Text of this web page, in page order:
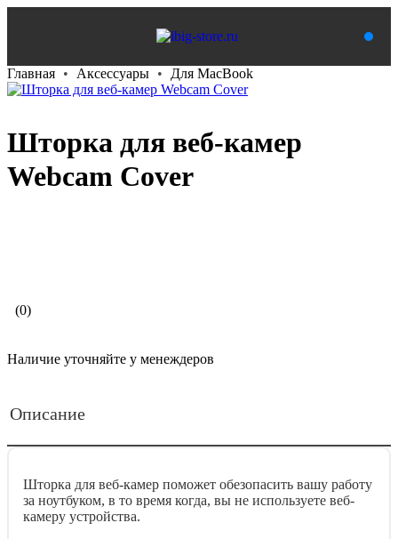
Главная Аксессуары Для MacBook
Шторка для веб-камер
Webcam Cover
(0)
Наличие уточняйте у менеждеров
Описание
Шторка для веб-камер поможет обезопасить вашу работу
за ноутбуком, в то время когда, вы не используете веб-
камеру устройства.